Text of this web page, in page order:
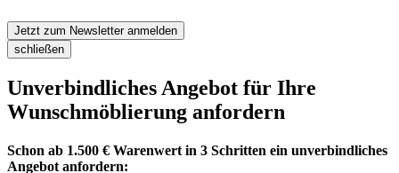
Jetzt zum Newsletter anmelden
schließen
Unverbindliches Angebot für Ihre
Wunschmöblierung anfordern
Schon ab 1.500 € Warenwert in 3 Schritten ein unverbindliches
Angebot anfordern: